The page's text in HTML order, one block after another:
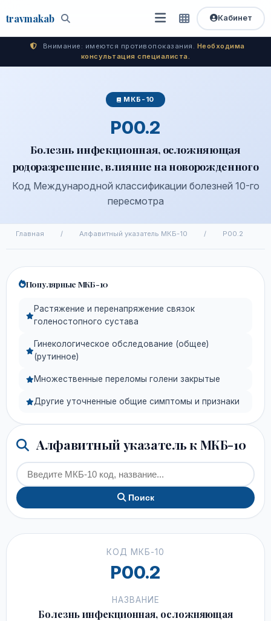
travmakab Поиск
Открыть
меню
Быстрый
доступ
Кабинет
Внимание: имеются противопоказания. Необходима
консультация специалиста.
МКБ-10
P00.2
Болезнь инфекционная, осложняющая
родоразрешение, влияние на новорожденного
Код Международной классификации болезней 10-го
пересмотра
Главная / Алфавитный указатель МКБ-10 / P00.2
Популярные МКБ-10
Растяжение и перенапряжение связок
голеностопного сустава
Гинекологическое обследование (общее)
(рутинное)
Множественные переломы голени закрытые
Другие уточненные общие симптомы и признаки
Алфавитный указатель к МКБ-10
Поиск
КОД МКБ-10
P00.2
НАЗВАНИЕ
Болезнь инфекционная, осложняющая